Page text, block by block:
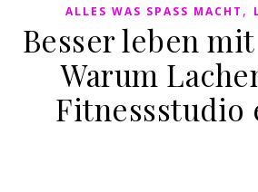
ALLES WAS SPASS MACHT ,
Besser leben
Warum
Fitnessstudio